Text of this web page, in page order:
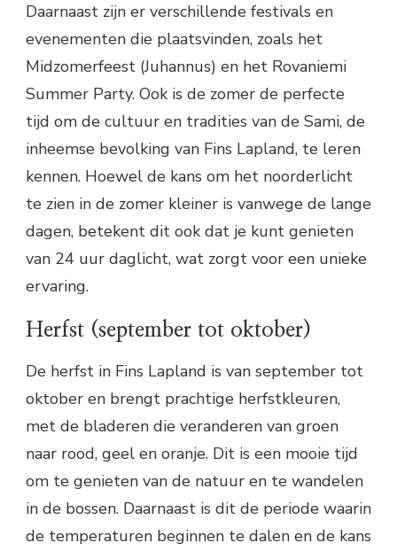
Daarnaast zijn er verschillende festivals en
evenementen die plaatsvinden, zoals het
Midzomerfeest (Juhannus) en het Rovaniemi
Summer Party. Ook is de zomer de perfecte
tijd om de cultuur en tradities van de Sami, de
inheemse bevolking van Fins Lapland, te leren
kennen. Hoewel de kans om het noorderlicht
te zien in de zomer kleiner is vanwege de lange
dagen, betekent dit ook dat je kunt genieten
van 24 uur daglicht, wat zorgt voor een unieke
ervaring.
Herfst (september tot oktober)
De herfst in Fins Lapland is van september tot
oktober en brengt prachtige herfstkleuren,
met de bladeren die veranderen van groen
naar rood, geel en oranje. Dit is een mooie tijd
om te genieten van de natuur en te wandelen
in de bossen. Daarnaast is dit de periode waarin
de temperaturen beginnen te dalen en de kans